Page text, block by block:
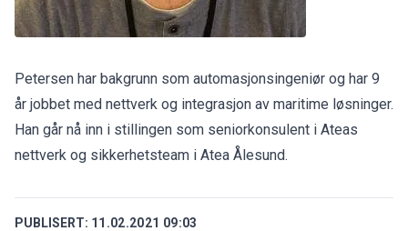
Petersen har bakgrunn som automasjonsingeniør og har 9
år jobbet med nettverk og integrasjon av maritime løsninger.
Han går nå inn i stillingen som seniorkonsulent i Ateas
nettverk og sikkerhetsteam i Atea Ålesund.
PUBLISERT: 11.02.2021 09:03